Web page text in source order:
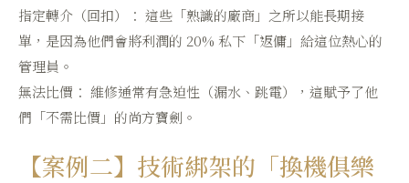
指定轉介（回扣）： 這些「熟識的廠商」之所以能長期接
單，是因為他們會將利潤的 20% 私下「返傭」給這位熱心的
管理員。
無法比價： 維修通常有急迫性（漏水、跳電），這賦予了他
們「不需比價」的尚方寶劍。
【案例二】技術綁架的「換機俱樂